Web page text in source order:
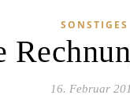
SONSTIGES
16. Februar